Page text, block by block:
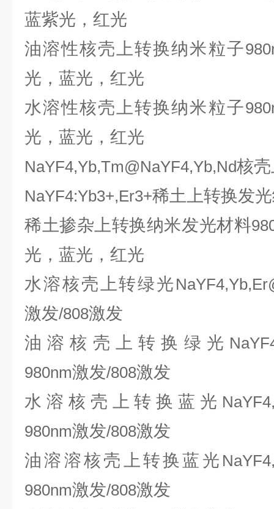
蓝紫光，红光
油溶性核壳上转换纳米粒子
光，蓝光，红光
水溶性核壳上转换纳米粒子
光，蓝光，红光
NaYF4,Yb,Tm@NaYF4,Yb,Nd核
NaYF4:Yb3+,Er3+稀土上转换发
稀土掺杂上转换纳米发光材料
光，蓝光，红光
水溶核壳上转绿光
激发/808激发
油溶核壳上转换绿光
980nm激发/808激发
水溶核壳上转换蓝光
980nm激发/808激发
油溶溶核壳上转换蓝光
980nm激发/808激发